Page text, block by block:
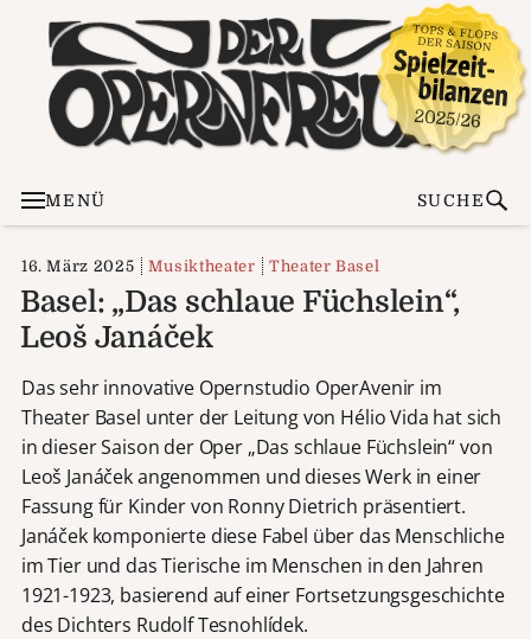
MENÜ SUCHE
16. März 2025 Musiktheater Theater Basel
Basel: „Das schlaue Füchslein“,
Leoš Janáček
Das sehr innovative Opernstudio OperAvenir im
Theater Basel unter der Leitung von Hélio Vida hat sich
in dieser Saison der Oper „Das schlaue Füchslein“ von
Leoš Janáček angenommen und dieses Werk in einer
Fassung für Kinder von Ronny Dietrich präsentiert.
Janáček komponierte diese Fabel über das Menschliche
im Tier und das Tierische im Menschen in den Jahren
1921-1923, basierend auf einer Fortsetzungsgeschichte
des Dichters Rudolf Tesnohlídek.